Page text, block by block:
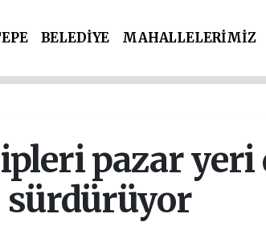
BELEDİYE MAHALLELERİMİZ
pazar
sürdürüyor